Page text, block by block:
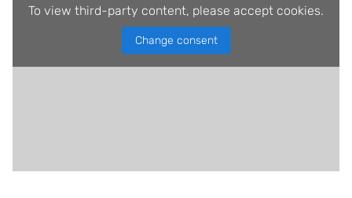
To view third-party content, please accept cookies.
Change consent